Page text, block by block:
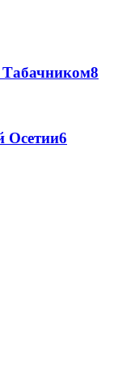
Табачником8
Осетии6